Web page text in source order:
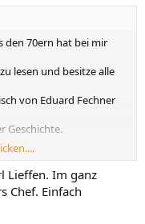
den 70ern hat bei mir
lesen und besitze alle
von Eduard Fechner
Geschichte.
Gold" ist ein Muss nach
Leistungskurs in
Lieffen. Im ganz
Chef. Einfach